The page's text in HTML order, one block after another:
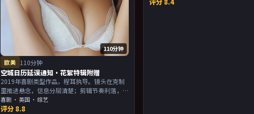
110分钟
欧美 110分钟
空城日历延误通知·花絮特辑附赠
2019年喜剧类型作品，程耳执导。镜头在克制
里推进悬念，信息分层清楚；剪辑节奏利落，
观感顺滑。主演以演技派为主，适合喜欢强叙
事与人物关系的观众加入片单。
喜剧 ·英国 · 综艺
评分 8.8
物关系的观众加入片单。